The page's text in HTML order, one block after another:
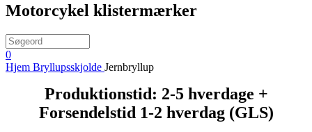
Motorcykel klistermærker
0
Hjem Bryllupsskjolde Jernbryllup
Produktionstid: 2-5 hverdage +
Forsendelstid 1-2 hverdag (GLS)